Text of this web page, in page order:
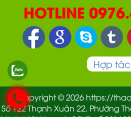
HOTLINE
090.669.2550 |
Hợp tác
Copyright © 2026 https://
Số 122 Thạnh Xuân 22, Phường